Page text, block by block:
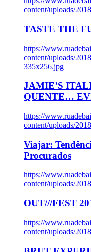
content/uploads/
TASTE THE
https://
content/uploads/
335x256.jpg
JAMIE’S
QUENTE…
https://
content/uploads/
Viajar:
Procurados
https://
content/uploads/
OUT///FEST
https://
content/uploads/